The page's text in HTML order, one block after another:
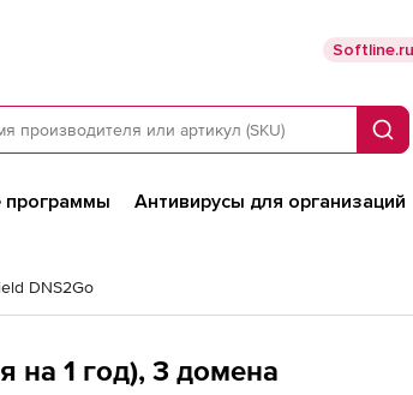
Softline.ru
Антивирусы для организаций
DNS2Go
на 1 год), 3 домена